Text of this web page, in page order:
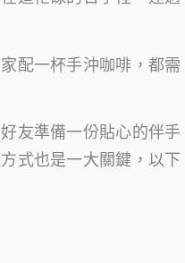
配一杯手沖咖啡，都需
友準備一份貼心的伴手
式也是一大關鍵，以下